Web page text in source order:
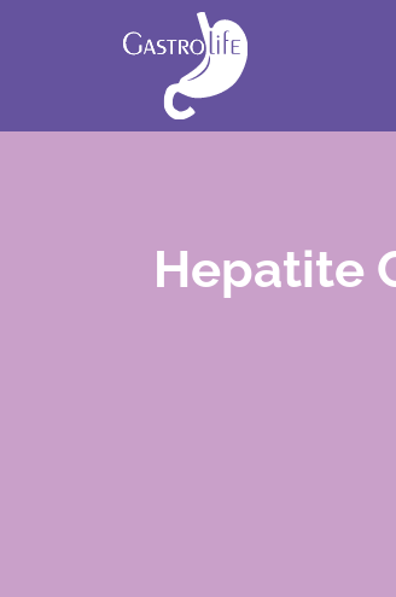
Hepatite